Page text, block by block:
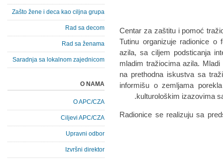
Centar za zaštitu i pomoć
Tutinu organizuje radionice
azila, sa ciljem podsticanja
mladim tražiocima azila.
na prethodna iskustva sa
informišu o zemljama
kulturološkim izazovima
Radionice se realizuju sa
Zašto žene i deca kao ciljna grupa
Rad sa decom
Rad sa ženama
Saradnja sa lokalnom zajednicom
O NAMA
O APC/CZA
Ciljevi APC/CZA
Upravni odbor
Izvršni direktor